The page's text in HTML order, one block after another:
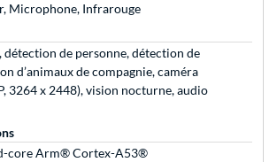
Microphone, Infrarouge
de personne, détection de
d’animaux de compagnie, caméra
3264 x 2448), vision nocturne, audio
core Arm® Cortex-A53®